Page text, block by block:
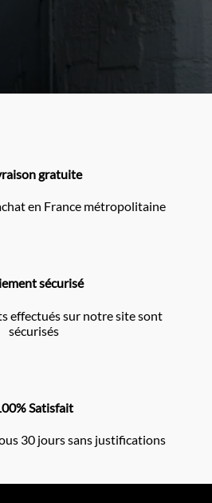
gratuite
en France métropolitaine
sécurisé
effectués sur notre site sont
sécurisés
Satisfait
30 jours sans justifications